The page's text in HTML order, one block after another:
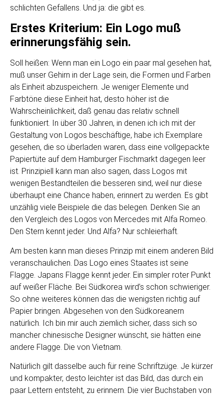
schlichten Gefallens. Und ja: die gibt es.
Erstes Kriterium: Ein Logo muß
erinnerungsfähig sein.
Soll heißen: Wenn man ein Logo ein paar mal gesehen hat,
muß unser Gehirn in der Lage sein, die Formen und Farben
als Einheit abzuspeichern. Je weniger Elemente und
Farbtöne diese Einheit hat, desto höher ist die
Wahrscheinlichkeit, daß genau das relativ schnell
funktioniert. In über 30 Jahren, in denen ich ich mit der
Gestaltung von Logos beschäftige, habe ich Exemplare
gesehen, die so überladen waren, dass eine vollgepackte
Papiertüte auf dem Hamburger Fischmarkt dagegen leer
ist. Prinzipiell kann man also sagen, dass Logos mit
wenigen Bestandteilen die besseren sind, weil nur diese
überhaupt eine Chance haben, erinnert zu werden. Es gibt
unzählig viele Beispiele die das belegen. Denken Sie an
den Vergleich des Logos von Mercedes mit Alfa Romeo.
Den Stern kennt jeder. Und Alfa? Nur schleierhaft.
Am besten kann man dieses Prinzip mit einem anderen Bild
veranschaulichen. Das Logo eines Staates ist seine
Flagge. Japans Flagge kennt jeder. Ein simpler roter Punkt
auf weißer Fläche. Bei Südkorea wird’s schon schwieriger.
So ohne weiteres können das die wenigsten richtig auf
Papier bringen. Abgesehen von den Südkoreanern
natürlich. Ich bin mir auch ziemlich sicher, dass sich so
mancher chinesische Designer wünscht, sie hätten eine
andere Flagge. Die von Vietnam.
Natürlich gilt dasselbe auch für reine Schriftzüge. Je kürzer
und kompakter, desto leichter ist das Bild, das durch ein
paar Lettern entsteht, zu erinnern. Die vier Buchstaben von